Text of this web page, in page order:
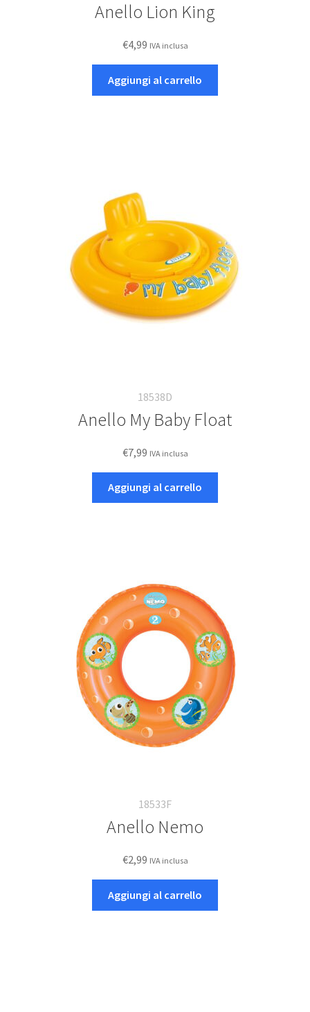
Anello Lion King
€4,99 IVA inclusa
Aggiungi al carrello
18538D
Anello My Baby Float
€7,99 IVA inclusa
Aggiungi al carrello
18533F
Anello Nemo
€2,99 IVA inclusa
Aggiungi al carrello